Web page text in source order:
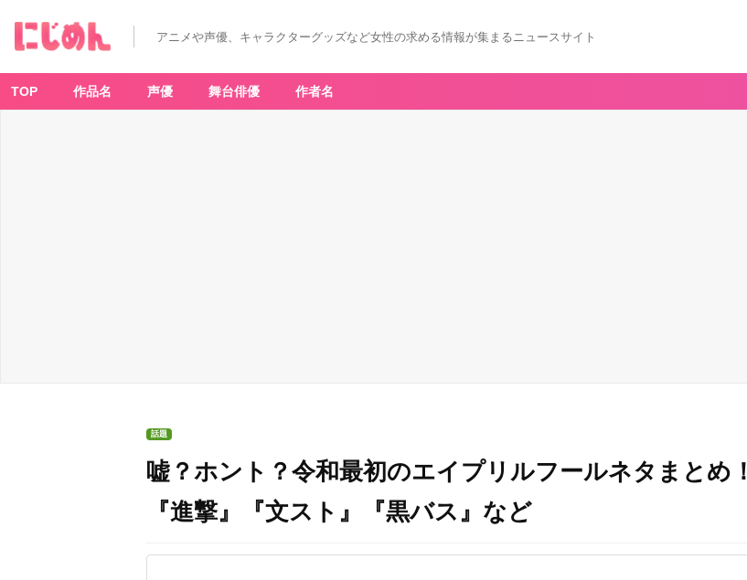
アニメや声優、キャラクターグッズなど女性の求める情報が集まるニュースサイト
TOP 作品名 声優 舞台俳優 作者名
話題
嘘？ホント？令和最初のエイプリルフールネタまとめ！
『進撃』『文スト』『黒バス』など